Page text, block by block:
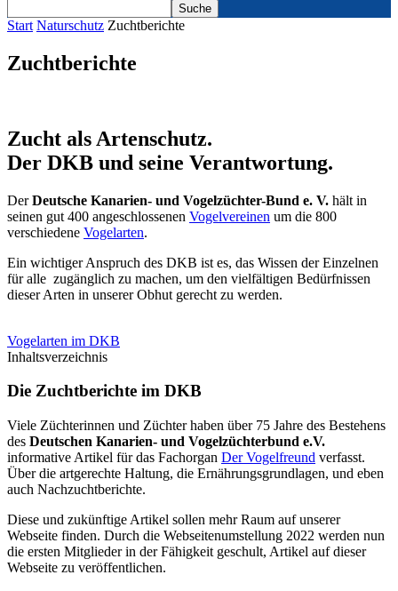
Start Naturschutz Zuchtberichte
Zuchtberichte
Zucht als Artenschutz.
Der DKB und seine Verantwortung.
DerDeutsche Kanarien- und Vogelzüchter-Bund e. V. hält in
seinen gut 400 angeschlossenen Vogelvereinen um die 800
verschiedene Vogelarten.
Ein wichtiger Anspruch des DKB ist es, das Wissen der Einzelnen
für alle zugänglich zu machen, um den vielfältigen Bedürfnissen
dieser Arten in unserer Obhut gerecht zu werden.
Vogelarten im DKB
Inhaltsverzeichnis
Die Zuchtberichte im DKB
Viele Züchterinnen und Züchter haben über 75 Jahre des Bestehens
des Deutschen Kanarien- und Vogelzüchterbund e.V.
informative Artikel für das Fachorgan Der Vogelfreund verfasst.
Über die artgerechte Haltung, die Ernährungsgrundlagen, und eben
auch Nachzuchtberichte.
Diese und zukünftige Artikel sollen mehr Raum auf unserer
Webseite finden. Durch die Webseitenumstellung 2022 werden nun
die ersten Mitglieder in der Fähigkeit geschult, Artikel auf dieser
Webseite zu veröffentlichen.